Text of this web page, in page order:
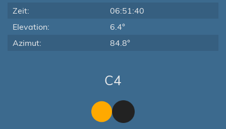
Zeit:
06:51:40
Elevation:
6.4°
Azimut:
84.8°
C4